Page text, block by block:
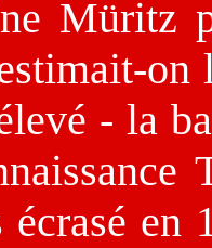
Müritz
- la
écrasé